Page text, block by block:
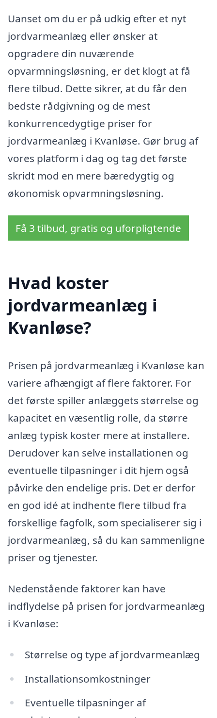
Uanset om du er på udkig efter et nyt
jordvarmeanlæg eller ønsker at
opgradere din nuværende
opvarmningsløsning, er det klogt at få
flere tilbud. Dette sikrer, at du får den
bedste rådgivning og de mest
konkurrencedygtige priser for
jordvarmeanlæg i Kvanløse. Gør brug af
vores platform i dag og tag det første
skridt mod en mere bæredygtig og
økonomisk opvarmningsløsning.
Få 3 tilbud, gratis og uforpligtende
Hvad koster
jordvarmeanlæg i
Kvanløse?
Prisen på jordvarmeanlæg i Kvanløse kan
variere afhængigt af flere faktorer. For
det første spiller anlæggets størrelse og
kapacitet en væsentlig rolle, da større
anlæg typisk koster mere at installere.
Derudover kan selve installationen og
eventuelle tilpasninger i dit hjem også
påvirke den endelige pris. Det er derfor
en god idé at indhente flere tilbud fra
forskellige fagfolk, som specialiserer sig i
jordvarmeanlæg, så du kan sammenligne
priser og tjenester.
Nedenstående faktorer kan have
indflydelse på prisen for jordvarmeanlæg
i Kvanløse:
Størrelse og type af jordvarmeanlæg
Installationsomkostninger
Eventuelle tilpasninger af